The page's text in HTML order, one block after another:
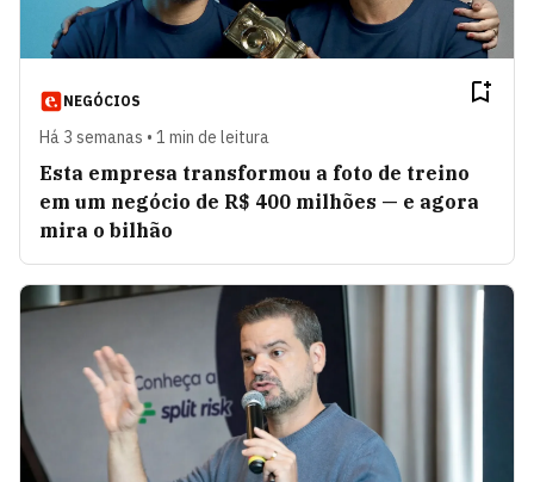
NEGÓCIOS
Há 3 semanas • 1 min de leitura
Esta empresa transformou a foto de treino
em um negócio de R$ 400 milhões — e agora
mira o bilhão